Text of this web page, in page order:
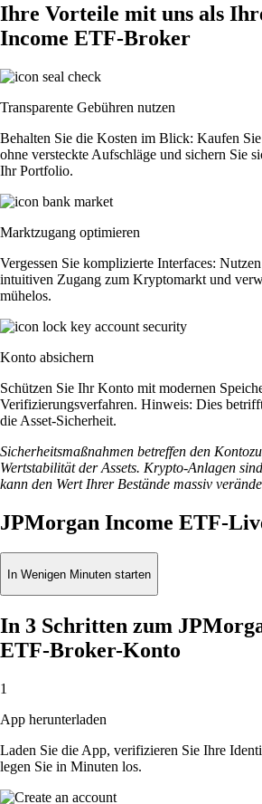
Ihre Vorteile mit uns als
Income ETF-Broker
Transparente Gebühren nutzen
Behalten Sie die Kosten im Blick: Kaufen
ohne versteckte Aufschläge und sichern Sie
Ihr Portfolio.
Marktzugang optimieren
Vergessen Sie komplizierte Interfaces:
intuitiven Zugang zum Kryptomarkt und
mühelos.
Konto absichern
Schützen Sie Ihr Konto mit modernen
Verifizierungsverfahren. Hinweis: Dies
die Asset-Sicherheit.
Sicherheitsmaßnahmen betreffen den
Wertstabilität der Assets. Krypto-Anlagen
kann den Wert Ihrer Bestände massiv
JPMorgan Income ETF-
In Wenigen Minuten starten
In 3 Schritten zum
ETF-Broker-Konto
1
App herunterladen
Laden Sie die App, verifizieren Sie Ihre
legen Sie in Minuten los.